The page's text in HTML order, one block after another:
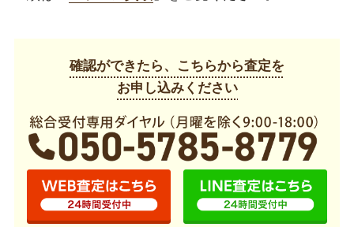
確認ができたら、こちらから査定を
お申し込みください